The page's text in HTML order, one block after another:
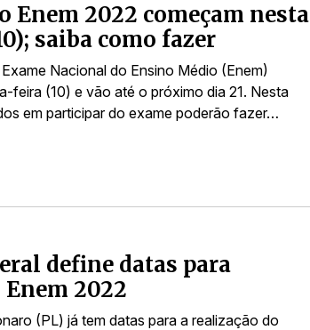
Enem 2022 começam nesta
saiba como fazer
Nacional do Ensino Médio (Enem)
feira (10) e vão até o próximo dia 21. Nesta
em participar do exame poderão fazer…
define datas para
2022
(PL) já tem datas para a realização do